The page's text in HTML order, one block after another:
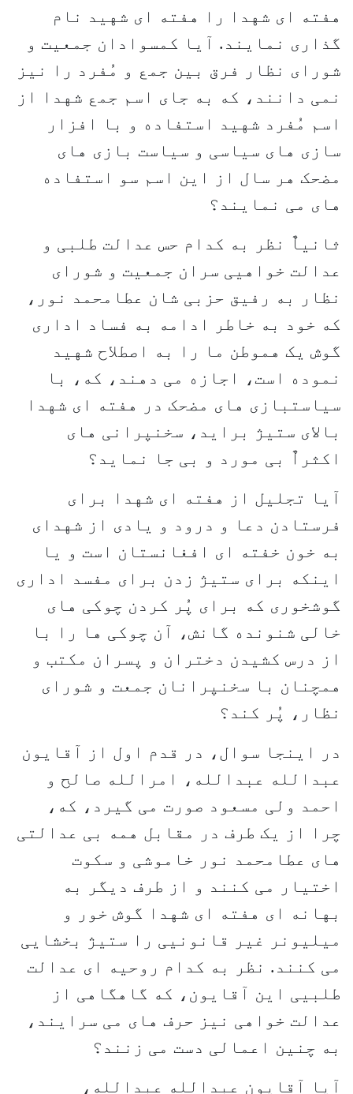
هفته ای شهدا را هفته ای شهید نام
گذاری نمایند. آیا کمسوادان جمعیت و
شورای نظار فرق بین جمع و مُفرد را نیز
نمی دانند، که به جای اسم جمع شهدا از
اسم مُفرد شهید استفاده و با افزار
سازی های سیاسی و سیاست بازی های
مضحک هر سال از این اسم سو استفاده
های می نمایند؟
ثانیاٌ نظر به کدام حس عدالت طلبی و
عدالت خواهیی سران جمعیت و شورای
نظار به رفیق حزبی شان عطامحمد نور،
که خود به خاطر ادامه به فساد اداری
گوش یک هموطن ما را به اصطلاح شهید
نموده است، اجازه می دهند، که، با
سیاستبازی های مضحک در هفته ای شهدا
بالای ستیژ براید، سخنپرانی های
اکثراٌ بی مورد و بی جا نماید؟
آیا تجلیل از هفته ای شهدا برای
فرستادن دعا و درود و یادی از شهدای
به خون خفته ای افغانستان است و یا
اینکه برای ستیژ زدن برای مفسد اداری
گوشخوری که برای پُر کردن چوکی های
خالی شنونده گانش، آن چوکی ها را با
از درس کشیدن دختران و پسران مکتب و
همچنان با سخنپرانان جمعت و شورای
نظار، پُر کند؟
در اینجا سوال، در قدم اول از آقایون
عبدالله عبدالله، امرالله صالح و
احمد ولی مسعود صورت می گیرد، که،
چرا از یک طرف در مقابل همه بی عدالتی
های عطامحمد نور خاموشی و سکوت
اختیار می کنند و از طرف دیگر به
بهانه ای هفته ای شهدا گوش خور و
میلیونر غیر قانونیی را ستیژ بخشایی
می کنند. نظر به کدام روحیه ای عدالت
طلبیی این آقایون، که گاهگاهی از
عدالت خواهی نیز حرف های می سرایند،
به چنین اعمالی دست می زنند؟
آیا آقایون عبدالله عبدالله،